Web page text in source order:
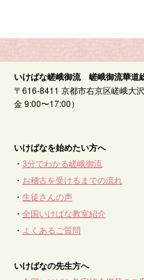
いけばな嵯峨御流 嵯峨御流華
〒616-8411 京都市右京区嵯峨大
金 9:00〜17:00）
いけばなを始めたい方へ
・ 3分でわかる嵯峨御流
・ お稽古を受けるまでの流れ
・ 生徒さんの声
・ 全国いけばな教室紹介
・ よくあるご質問
いけばなの先生方へ